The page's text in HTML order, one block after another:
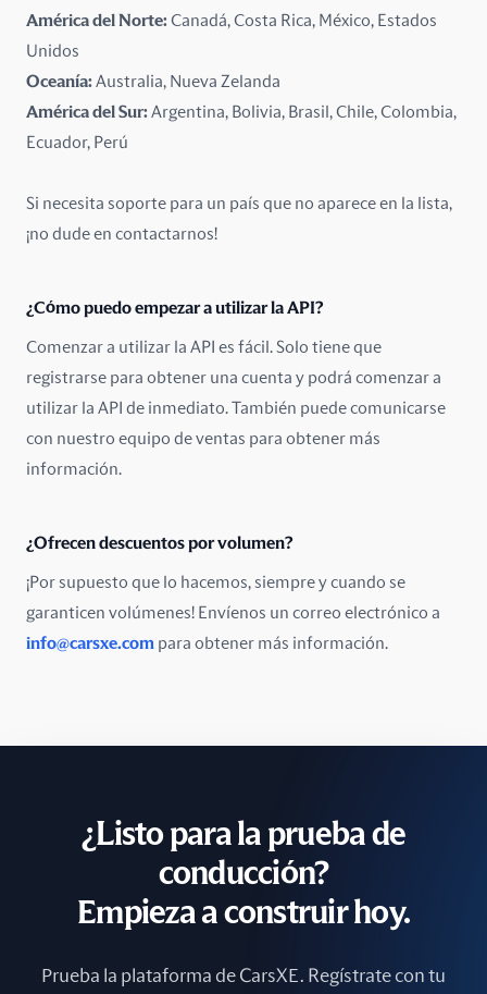
Malasia
Malta
Noruega
Pakistán
Países Bajos
Polonia
Porcelana
Portugal
República Checa
Rusia
Singapur
América del Norte:Canadá, Costa Rica, México, Estados
Unidos
Oceanía:Australia, Nueva Zelanda
América del Sur:Argentina, Bolivia, Brasil, Chile, Colombia,
Ecuador, Perú
Si necesita soporte para un país que no aparece en la lista,
¡no dude en contactarnos!
¿Cómo puedo empezar a utilizar la API?
Comenzar a utilizar la API es fácil. Solo tiene que
registrarse para obtener una cuenta y podrá comenzar a
utilizar la API de inmediato. También puede comunicarse
con nuestro equipo de ventas para obtener más
información.
¿Ofrecen descuentos por volumen?
¡Por supuesto que lo hacemos, siempre y cuando se
garanticen volúmenes! Envíenos un correo electrónico a
info@carsxe.com para obtener más información.
¿Listo para la prueba de
conducción?
Empieza a construir hoy.
Prueba la plataforma de CarsXE. Regístrate con tu